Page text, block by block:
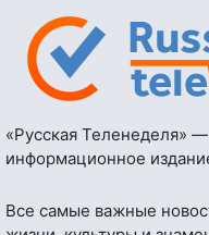
«Русская Теленеделя»
информационное
Все самые важные